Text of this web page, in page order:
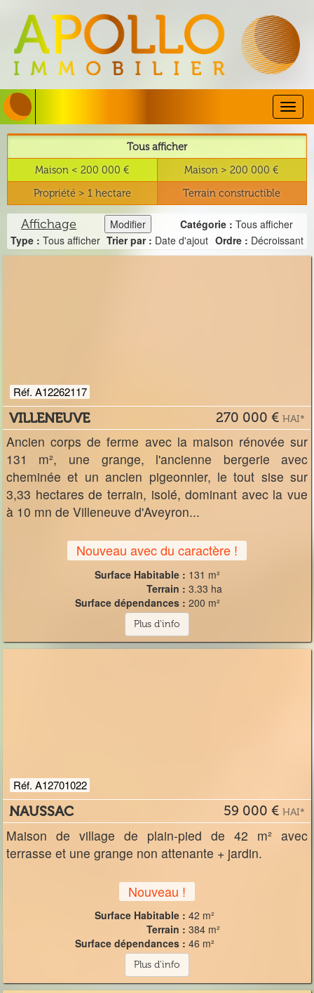
Terrain constructible
Propriété > 1 hectare
Maison > 200 000 €
Maison < 200 000 €
Tous afficher
Affichage Modifier Catégorie : Tous afficher
Type : Tous afficher Trier par : Date d'ajout Ordre : Décroissant
Réf. A12262117
VILLENEUVE 270 000 € HAI*
Ancien corps de ferme avec la maison rénovée sur
131 m², une grange, l'ancienne bergerie avec
cheminée et un ancien pigeonnier, le tout sise sur
3,33 hectares de terrain, isolé, dominant avec la vue
à 10 mn de Villeneuve d'Aveyron...
Nouveau avec du caractère !
Surface Habitable : 131 m²
Terrain : 3.33 ha
Surface dépendances : 200 m²
Plus d'info
Réf. A12701022
NAUSSAC 59 000 € HAI*
Maison de village de plain-pied de 42 m² avec
terrasse et une grange non attenante + jardin.
Nouveau !
Surface Habitable : 42 m²
Terrain : 384 m²
Surface dépendances : 46 m²
Plus d'info